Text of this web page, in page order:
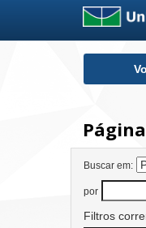
Buscar em:
por
Filtros